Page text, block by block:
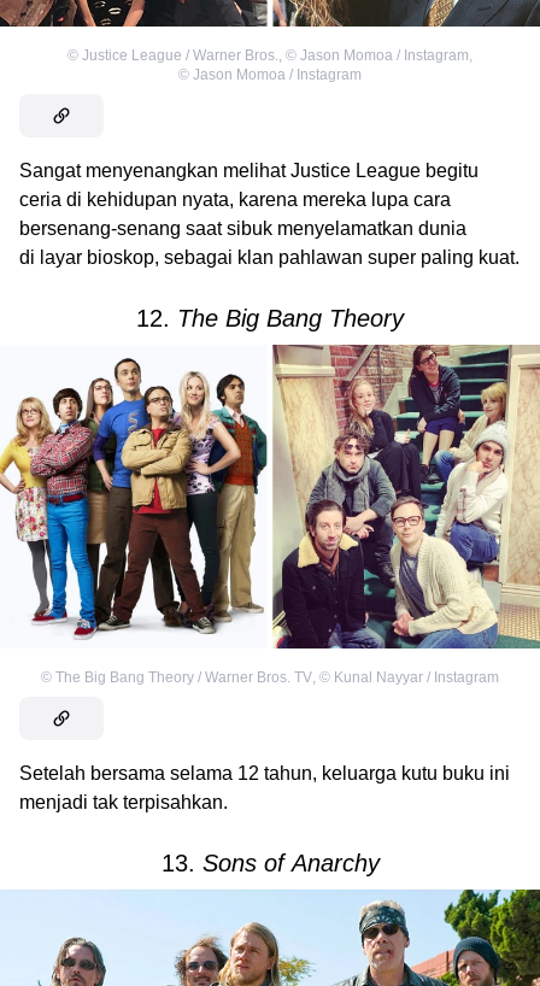
© Justice League / Warner Bros., © Jason Momoa / Instagram,
© Jason Momoa / Instagram
Sangat menyenangkan melihat Justice League begitu
ceria di kehidupan nyata, karena mereka lupa cara
bersenang-senang saat sibuk menyelamatkan dunia
di layar bioskop, sebagai klan pahlawan super paling kuat.
12. The Big Bang Theory
© The Big Bang Theory / Warner Bros. TV © Kunal Nayyar / Instagram
Setelah bersama selama 12 tahun, keluarga kutu buku ini
menjadi tak terpisahkan.
13. Sons of Anarchy